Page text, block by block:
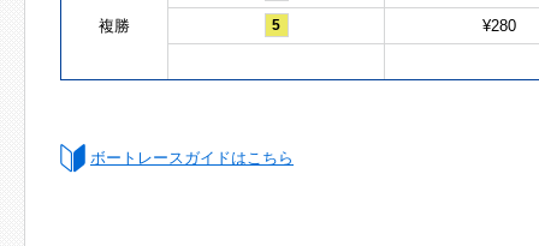
複勝 5 ¥280
ボートレースガイドはこちら